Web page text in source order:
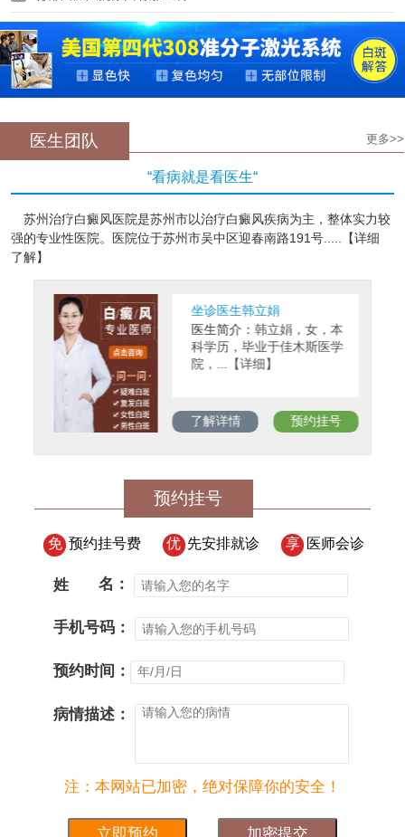
医生团队 更多>>
“看病就是看医生“
苏州治疗白癜风医院是苏州市以治疗白癜风疾病为主，整体实力较
强的专业性医院。医院位于苏州市吴中区迎春南路191号.....【详细
了解】
坐诊医生韩立娟
医生简介：韩立娟，女，本
科学历，毕业于佳木斯医学
院，...【详细】
了解详情 预约挂号
预约挂号
免 预约挂号费 优 先安排就诊 享 医师会诊
姓 名：
手机号码：
预约时间：
病情描述：
注：本网站已加密，绝对保障你的安全！